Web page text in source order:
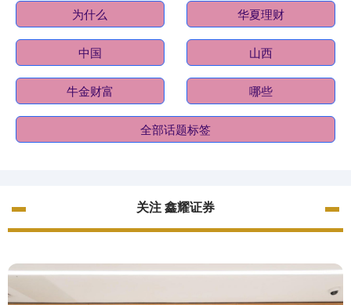
为什么 华夏理财
中国 山西
牛金财富 哪些
全部话题标签
关注 鑫耀证券